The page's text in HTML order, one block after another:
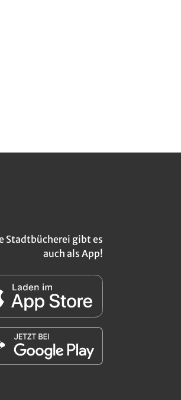
Stadtbücherei gibt es
auch als App!